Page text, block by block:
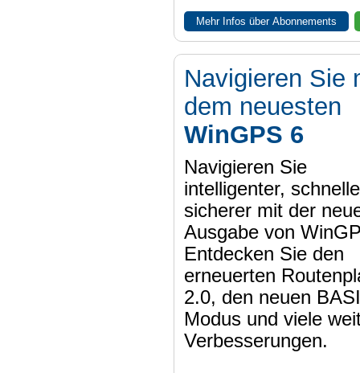
Mehr Infos über Abonnements
Navigieren Sie
dem neuesten
WinGPS 6
Navigieren Sie
intelligenter,
sicherer mit der
Ausgabe von
Entdecken Sie den
erneuerten
2.0, den neuen
Modus und viele
Verbesserungen.